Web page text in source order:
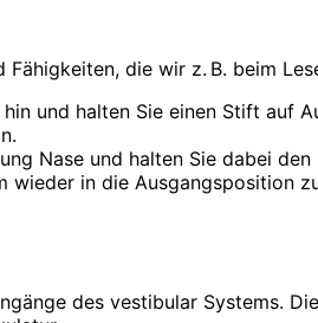
Fähigkeiten, die wir z. B. beim
und halten Sie einen Stift auf
Nase und halten Sie dabei
wieder in die Ausgangsposition
des vestibular Systems.